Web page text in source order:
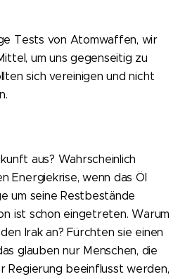
Tests von Atomwaffen, wir
um uns gegenseitig zu
sich vereinigen und nicht
aus? Wahrscheinlich
Energiekrise, wenn das Öl
um seine Restbestände
ist schon eingetreten. Warum
Irak an? Fürchten sie einen
glauben nur Menschen, die
Regierung beeinflusst werden,